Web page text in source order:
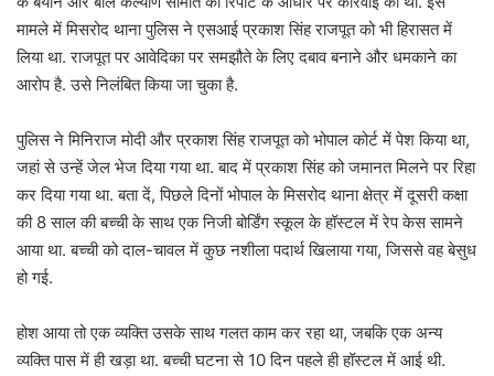
मामले में मिसरोद थाना पुलिस ने एसआई प्रकाश सिंह राजपूत को भी हिरासत में
लिया था. राजपूत पर आवेदिका पर समझौते के लिए दबाव बनाने और धमकाने का
आरोप है. उसे निलंबित किया जा चुका है.
पुलिस ने मिनिराज मोदी और प्रकाश सिंह राजपूत को भोपाल कोर्ट में पेश किया था,
जहां से उन्हें जेल भेज दिया गया था. बाद में प्रकाश सिंह को जमानत मिलने पर रिहा
कर दिया गया था. बता दें, पिछले दिनों भोपाल के मिसरोद थाना क्षेत्र में दूसरी कक्षा
की 8 साल की बच्ची के साथ एक निजी बोर्डिंग स्कूल के हॉस्टल में रेप केस सामने
आया था. बच्ची को दाल-चावल में कुछ नशीला पदार्थ खिलाया गया, जिससे वह बेसुध
हो गई.
होश आया तो एक व्यक्ति उसके साथ गलत काम कर रहा था, जबकि एक अन्य
व्यक्ति पास में ही खड़ा था. बच्ची घटना से 10 दिन पहले ही हॉस्टल में आई थी.